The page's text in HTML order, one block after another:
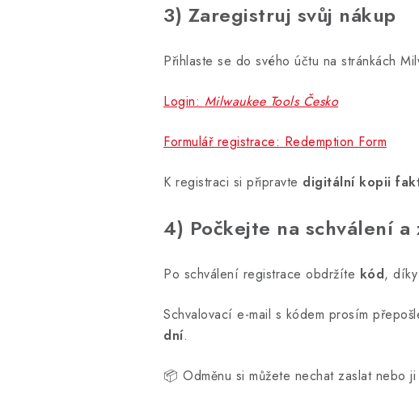
3) Zaregistruj svůj nákup
Přihlaste se do svého účtu na stránkách
Login: Milwaukee Tools Česko
Formulář registrace: Redemption Form
K registraci si připravte digitální kopii
4) Počkejte na schválení
Po schválení registrace obdržíte kód,
Schvalovací e-mail s kódem prosím
dní.
📦 Odměnu si můžete nechat zaslat nebo ji